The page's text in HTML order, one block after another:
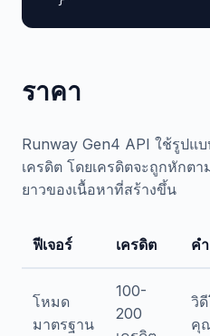
ราคา
Runway Gen4 API ใช้รูปแ
เครดิต โดยเครดิตจะถูกหักต
ยาวของเนื้อหาที่สร้างขึ้น
ฟีเจอร์ เครดิต ค
โหมด
มาตรฐาน
100-
200
วิ
คุ